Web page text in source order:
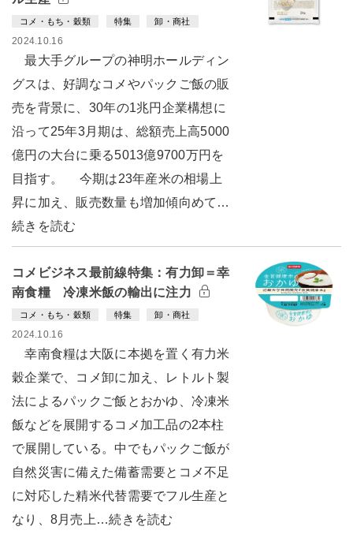
コメ・もち・穀類 特集 卸・商社
2024.10.16
最大手グループの神明ホールディン
グスは、好調なコメやパックご飯の販
売を背景に、30年の1兆円企業構想に
沿って25年3月期は、総額売上高5000
億円の大台に乗る5013億9700万円を
目指す。 今期は23年産米の相場上
昇に加え、販売数量も増加傾向めて…
続きを読む
コメビジネス最前線特集：有力卸＝幸
南食糧 冷凍米飯の輸出に注力
コメ・もち・穀類 特集 卸・商社
2024.10.16
幸南食糧は大阪に本拠を置く有力米
穀企業で、コメ卸に加え、レトルト製
法によるパックご飯とおかゆ、冷凍米
飯などを展開するコメ加工品の2本柱
で展開している。中でもパックご飯が
自然災害に備えた備蓄需要とコメ不足
に対応した精米代替需要でフル生産と
なり、8月売上…続きを読む